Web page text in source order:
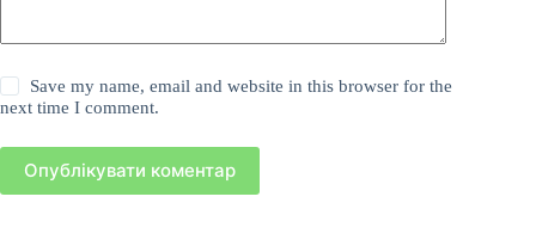
Save my name, email and website in this browser for the
next time I comment.
Опублікувати коментар